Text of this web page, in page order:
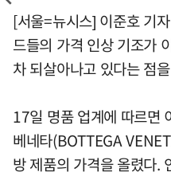
[서울=뉴시스] 이준호 기
드들의 가격 인상 기조가
차 되살아나고 있다는 점
17일 명품 업계에 따르면
베네타(BOTTEGA
방 제품의 가격을 올렸다.